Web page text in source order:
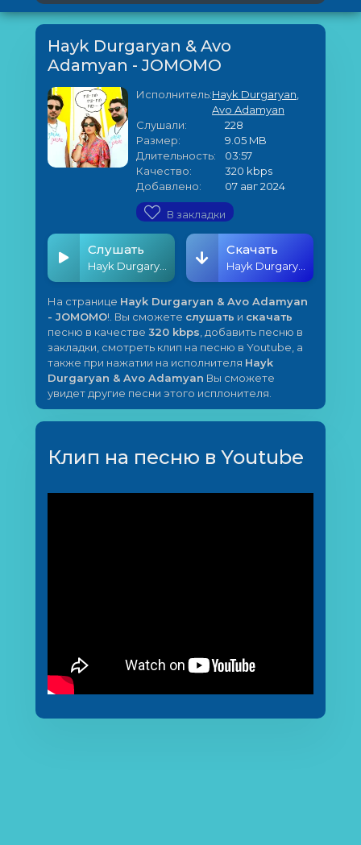
Hayk Durgaryan & Avo
Adamyan - JOMOMO
Исполнитель:Hayk Durgaryan
Avo Adamyan
Слушали:
228
Размер:
9.05 MB
Длительность:
03:57
Качество:
320 kbps
Добавлено:
07 авг 2024
В закладки
Слушать Скачать
Hayk Durgaryan & Avo Adamyan - JOMOMO
На странице Hayk Durgaryan & Avo Adamyan
- JOMOMO!. Вы сможете слушать и скачать
песню в качестве 320 kbps , добавить песню в
закладки, смотреть клип на песню в Youtube, а
также при нажатии на исполнителя Hayk
Durgaryan & Avo Adamyan Вы сможете
увидет другие песни этого исплонителя.
Клип на песню в Youtube